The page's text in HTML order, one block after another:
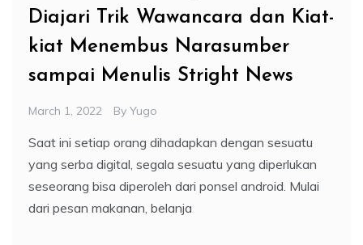
Diajari Trik Wawancara dan Kiat-
kiat Menembus Narasumber
sampai Menulis Stright News
March 1, 2022 By Yugo
Saat ini setiap orang dihadapkan dengan sesuatu
yang serba digital, segala sesuatu yang diperlukan
seseorang bisa diperoleh dari ponsel android. Mulai
dari pesan makanan, belanja